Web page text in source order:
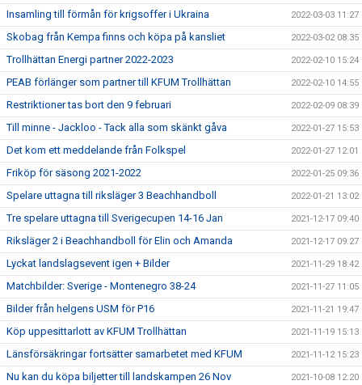
Insamling till förmån för krigsoffer i Ukraina 2022-03-03 11:27
Skobag från Kempa finns och köpa på kansliet 2022-03-02 08:35
Trollhättan Energi partner 2022-2023 2022-02-10 15:24
PEAB förlänger som partner till KFUM Trollhättan 2022-02-10 14:55
Restriktioner tas bort den 9 februari 2022-02-09 08:39
Till minne - Jackloo - Tack alla som skänkt gåva 2022-01-27 15:53
Det kom ett meddelande från Folkspel 2022-01-27 12:01
Friköp för säsong 2021-2022 2022-01-25 09:36
Spelare uttagna till riksläger 3 Beachhandboll 2022-01-21 13:02
Tre spelare uttagna till Sverigecupen 14-16 Jan 2021-12-17 09:40
Riksläger 2 i Beachhandboll för Elin och Amanda 2021-12-17 09:27
Lyckat landslagsevent igen + Bilder 2021-11-29 18:42
Matchbilder: Sverige - Montenegro 38-24 2021-11-27 11:05
Bilder från helgens USM för P16 2021-11-21 19:47
Köp uppesittarlott av KFUM Trollhättan 2021-11-19 15:13
Länsförsäkringar fortsätter samarbetet med KFUM 2021-11-12 15:23
Nu kan du köpa biljetter till landskampen 26 Nov 2021-10-08 12:20